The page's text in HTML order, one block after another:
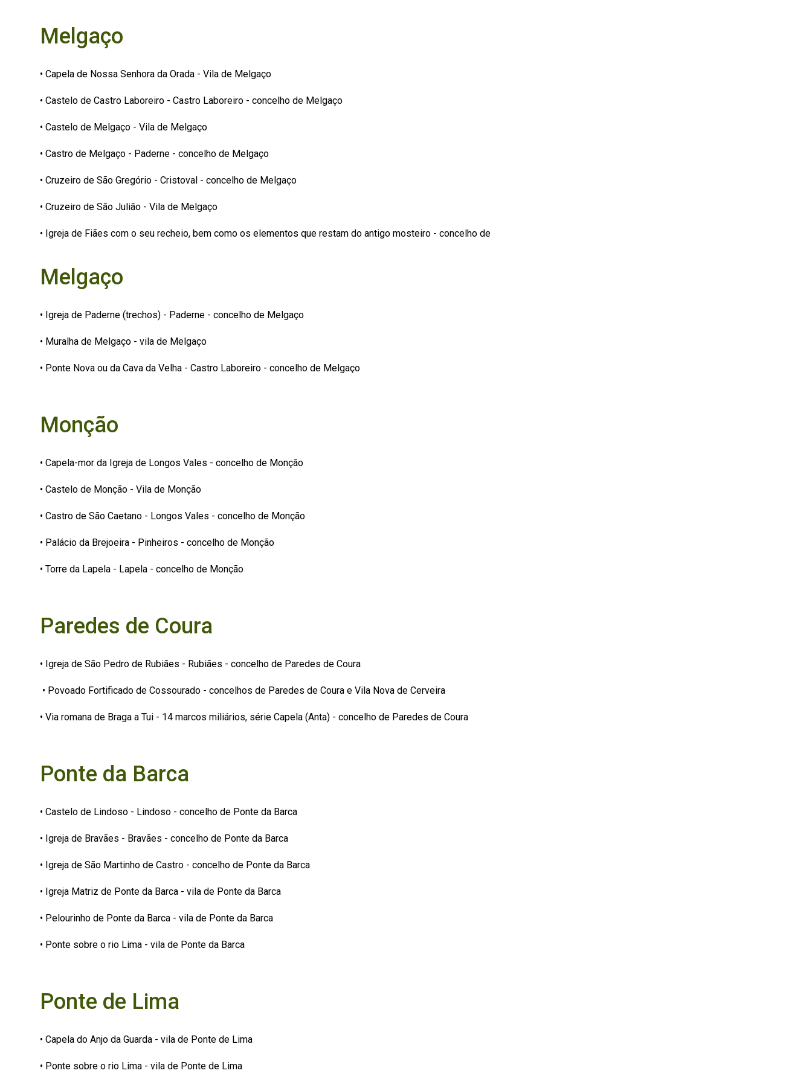
Melgaço
• Capela de Nossa Senhora da Orada - Vila de Melgaço
• Castelo de Castro Laboreiro - Castro Laboreiro - concelho de Melgaço
• Castelo de Melgaço - Vila de Melgaço
• Castro de Melgaço - Paderne - concelho de Melgaço
• Cruzeiro de São Gregório - Cristoval - concelho de Melgaço
• Cruzeiro de São Julião - Vila de Melgaço
• Igreja de Fiães com o seu recheio, bem como os elementos que restam do antigo mosteiro - concelho de
Melgaço
• Igreja de Paderne (trechos) - Paderne - concelho de Melgaço
• Muralha de Melgaço - vila de Melgaço
• Ponte Nova ou da Cava da Velha - Castro Laboreiro - concelho de Melgaço
Monção
• Capela-mor da Igreja de Longos Vales - concelho de Monção
• Castelo de Monção - Vila de Monção
• Castro de São Caetano - Longos Vales - concelho de Monção
• Palácio da Brejoeira - Pinheiros - concelho de Monção
• Torre da Lapela - Lapela - concelho de Monção
Paredes de Coura
• Igreja de São Pedro de Rubiães - Rubiães - concelho de Paredes de Coura
• Povoado Fortificado de Cossourado - concelhos de Paredes de Coura e Vila Nova de Cerveira
• Via romana de Braga a Tui - 14 marcos miliários, série Capela (Anta) - concelho de Paredes de Coura
Ponte da Barca
• Castelo de Lindoso - Lindoso - concelho de Ponte da Barca
• Igreja de Bravães - Bravães - concelho de Ponte da Barca
• Igreja de São Martinho de Castro - concelho de Ponte da Barca
• Igreja Matriz de Ponte da Barca - vila de Ponte da Barca
• Pelourinho de Ponte da Barca - vila de Ponte da Barca
• Ponte sobre o rio Lima - vila de Ponte da Barca
Ponte de Lima
• Capela do Anjo da Guarda - vila de Ponte de Lima
• Ponte sobre o rio Lima - vila de Ponte de Lima